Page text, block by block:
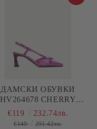
ДАМСКИ ОБУВКИ
HV264678 CHERRY
HISPANITAS
€119 232.74лв.
€149 291.42лв.